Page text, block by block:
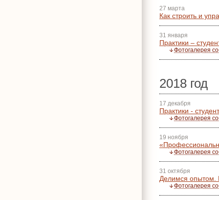
27 марта
Как строить и
31 января
Практики –
Фотогалерея
2018 год
17 декабря
Практики -
Фотогалерея
19 ноября
Фотогалерея
31 октября
Делимся опытом.
Фотогалерея